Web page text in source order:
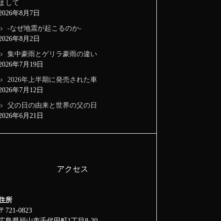
まして
年8月7日
-なぜ地震が起こるのか-
年8月2日
集中豪雨とゲリラ豪雨の違い
年7月19日
2026年上半期に発売された車
年7月12日
父の日の由来と世界の父の日
年6月21日
アクセス
所
721-0823